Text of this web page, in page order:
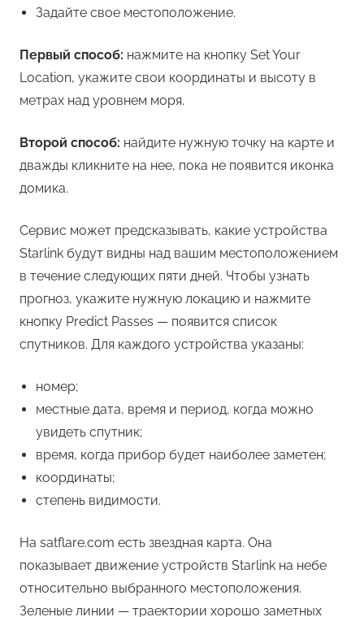
Задайте свое местоположение.
Первый способ: нажмите на кнопку Set Your
Location, укажите свои координаты и высоту в
метрах над уровнем моря.
Второй способ: найдите нужную точку на карте и
дважды кликните на нее, пока не появится иконка
домика.
Сервис может предсказывать, какие устройства
Starlink будут видны над вашим местоположением
в течение следующих пяти дней. Чтобы узнать
прогноз, укажите нужную локацию и нажмите
кнопку Predict Passes — появится список
спутников. Для каждого устройства указаны:
номер;
местные дата, время и период, когда можно
увидеть спутник;
время, когда прибор будет наиболее заметен;
координаты;
степень видимости.
На satflare.com есть звездная карта. Она
показывает движение устройств Starlink на небе
относительно выбранного местоположения.
Зеленые линии — траектории хорошо заметных